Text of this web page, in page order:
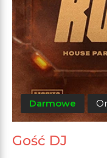
Darmowe
Gość DJ